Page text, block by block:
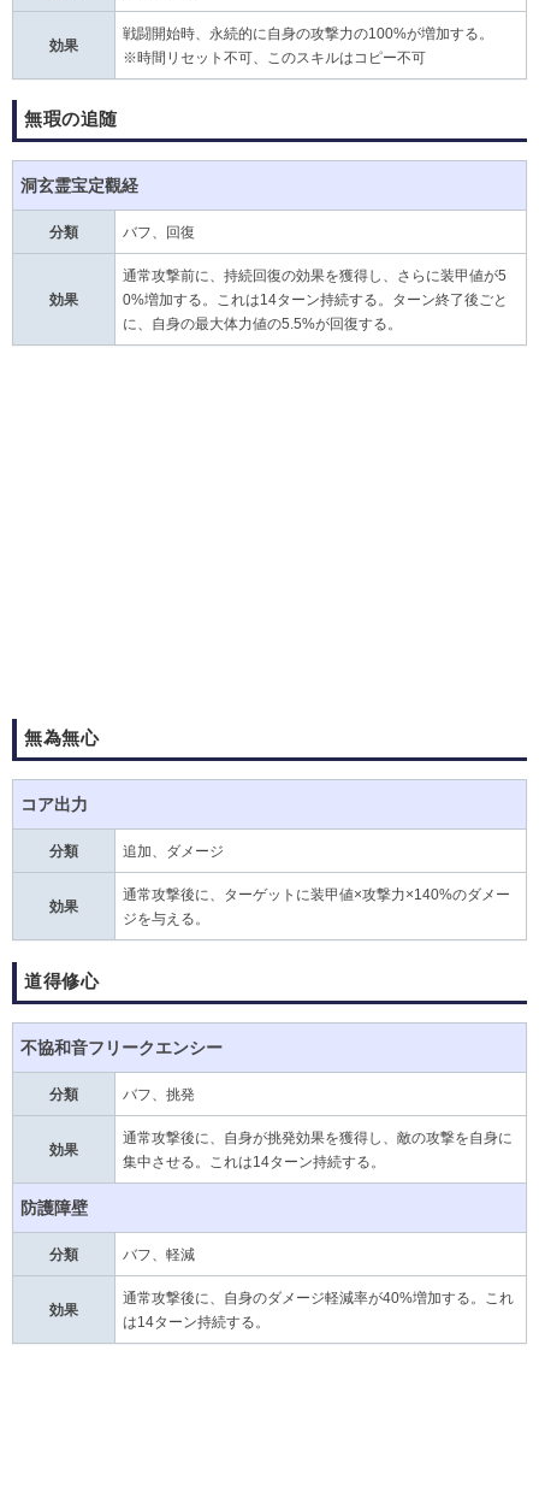
効果
戦闘開始時、永続的に自身の攻撃力の100%が増加する。
※時間リセット不可、このスキルはコピー不可
無瑕の追随
洞玄霊宝定觀経
分類 バフ、回復
効果
通常攻撃前に、持続回復の効果を獲得し、さらに装甲値が5
0%増加する。これは14ターン持続する。ターン終了後ごと
に、自身の最大体力値の5.5%が回復する。
無為無心
コア出力
分類 追加、ダメージ
効果
通常攻撃後に、ターゲットに装甲値×攻撃力×140%のダメー
ジを与える。
道得修心
不協和音フリークエンシー
分類 バフ、挑発
効果
通常攻撃後に、自身が挑発効果を獲得し、敵の攻撃を自身に
集中させる。これは14ターン持続する。
防護障壁
分類 バフ、軽減
効果
通常攻撃後に、自身のダメージ軽減率が40%増加する。これ
は14ターン持続する。